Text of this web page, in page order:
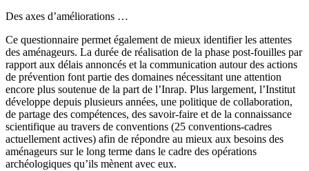
Des axes d’améliorations …
Ce questionnaire permet également de mieux identifier les attentes
des aménageurs. La durée de réalisation de la phase post-fouilles par
rapport aux délais annoncés et la communication autour des actions
de prévention font partie des domaines nécessitant une attention
encore plus soutenue de la part de l’Inrap. Plus largement, l’Institut
développe depuis plusieurs années, une politique de collaboration,
de partage des compétences, des savoir-faire et de la connaissance
scientifique au travers de conventions (25 conventions-cadres
actuellement actives) afin de répondre au mieux aux besoins des
aménageurs sur le long terme dans le cadre des opérations
archéologiques qu’ils mènent avec eux.